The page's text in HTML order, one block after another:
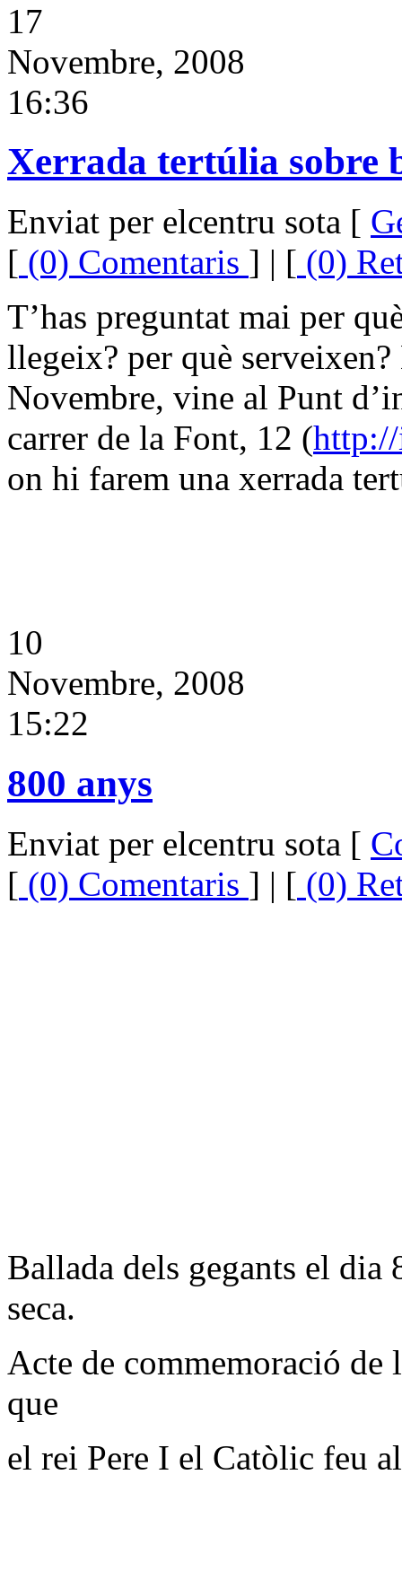
17
Novembre, 2008
16:36
Xerrada tertúlia sobre
Enviat per elcentru sota [
[ (0) Comentaris ] | [ (0)
T’has preguntat mai per
llegeix? per què
Novembre, vine al Punt
carrer de la Font, 12 (
on hi farem una xerrada
10
Novembre, 2008
15:22
800 anys
Enviat per elcentru sota [
[ (0) Comentaris ] | [ (0)
Ballada dels gegants el
seca.
Acte de commemoració
que
el rei Pere I el Catòlic feu